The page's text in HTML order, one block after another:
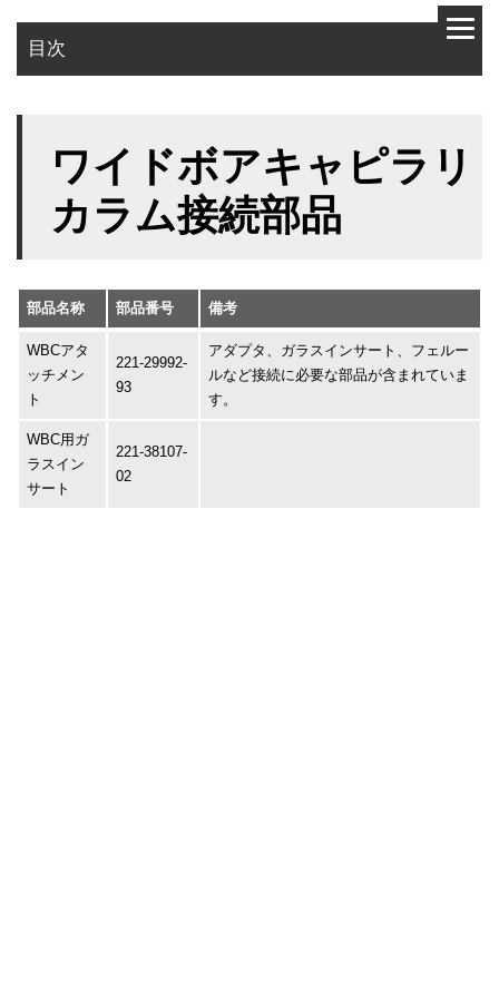
目次
ワイドボアキャピラリ
カラム接続部品
部品名称 部品番号 備考
WBCアタ
ッチメン
ト
221-29992-
93
アダプタ、ガラスインサート、フェルー
ルなど接続に必要な部品が含まれていま
す。
WBC用ガ
ラスイン
サート
221-38107-
02